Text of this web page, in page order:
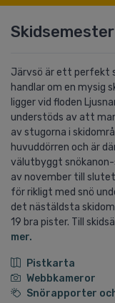
Järvsö är ett perfekt
handlar om en mysig
ligger vid floden
understöds av att
av stugorna i
huvuddörren och är
välutbyggt
av november till
för rikligt med snö
det nästäldsta
19 bra pister. Till
mer.
Pistkarta
Webbkameror
Snörapporter